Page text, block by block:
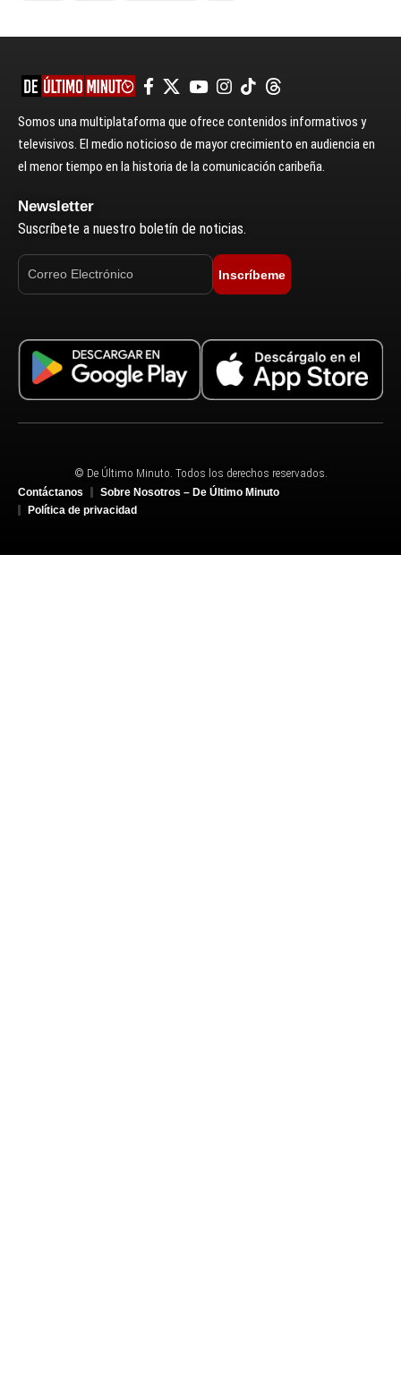
Somos una multiplataforma que ofrece contenidos informativos y
televisivos. El medio noticioso de mayor crecimiento en audiencia en
el menor tiempo en la historia de la comunicación caribeña.
Newsletter
Suscríbete a nuestro boletín de noticias.
Inscríbeme
© De Último Minuto. Todos los derechos reservados.
Contáctanos
Sobre Nosotros – De Último Minuto
Política de privacidad